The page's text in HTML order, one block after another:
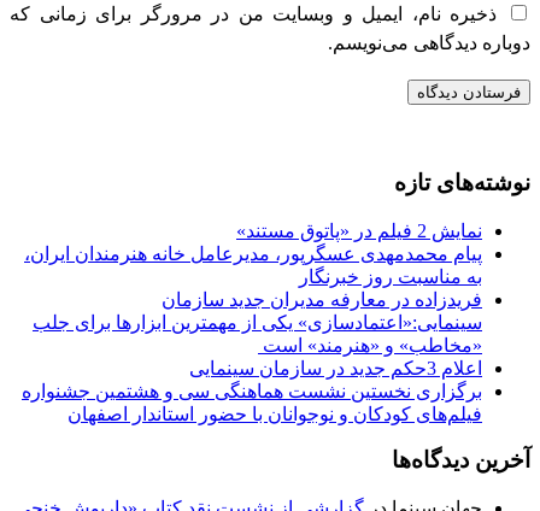
ذخیره نام، ایمیل و وبسایت من در مرورگر برای زمانی که
دوباره دیدگاهی می‌نویسم.
نوشته‌های تازه
نمایش 2 فیلم در «پاتوق مستند»
پیام محمدمهدی عسگرپور، مدیرعامل خانه‌ هنرمندان ایران،
به مناسبت روز خبرنگار
فریدزاده در معارفه مدیران جدید سازمان
سینمایی:«اعتمادسازی» یکی از مهمترین ابزارها برای جلب
«مخاطب» و «هنرمند» است​ ​
اعلام 3حکم جدید در سازمان سینمایی
برگزاری نخستین نشست هماهنگی سی‌ و هشتمین جشنواره
فیلم‌های کودکان و نوجوانان با حضور استاندار اصفهان
آخرین دیدگاه‌ها